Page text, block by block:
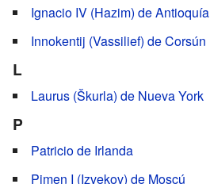
Ignacio IV (Hazim) de Antioquía
Innokentij (Vassilief) de Corsún
L
Laurus (Škurla) de Nueva York
P
Patricio de Irlanda
Pimen I (Izvekov) de Moscú